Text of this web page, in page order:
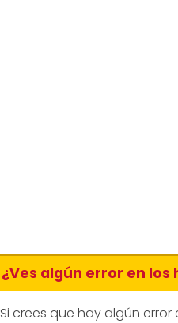
¿Ves algún error en
Si crees que hay algún